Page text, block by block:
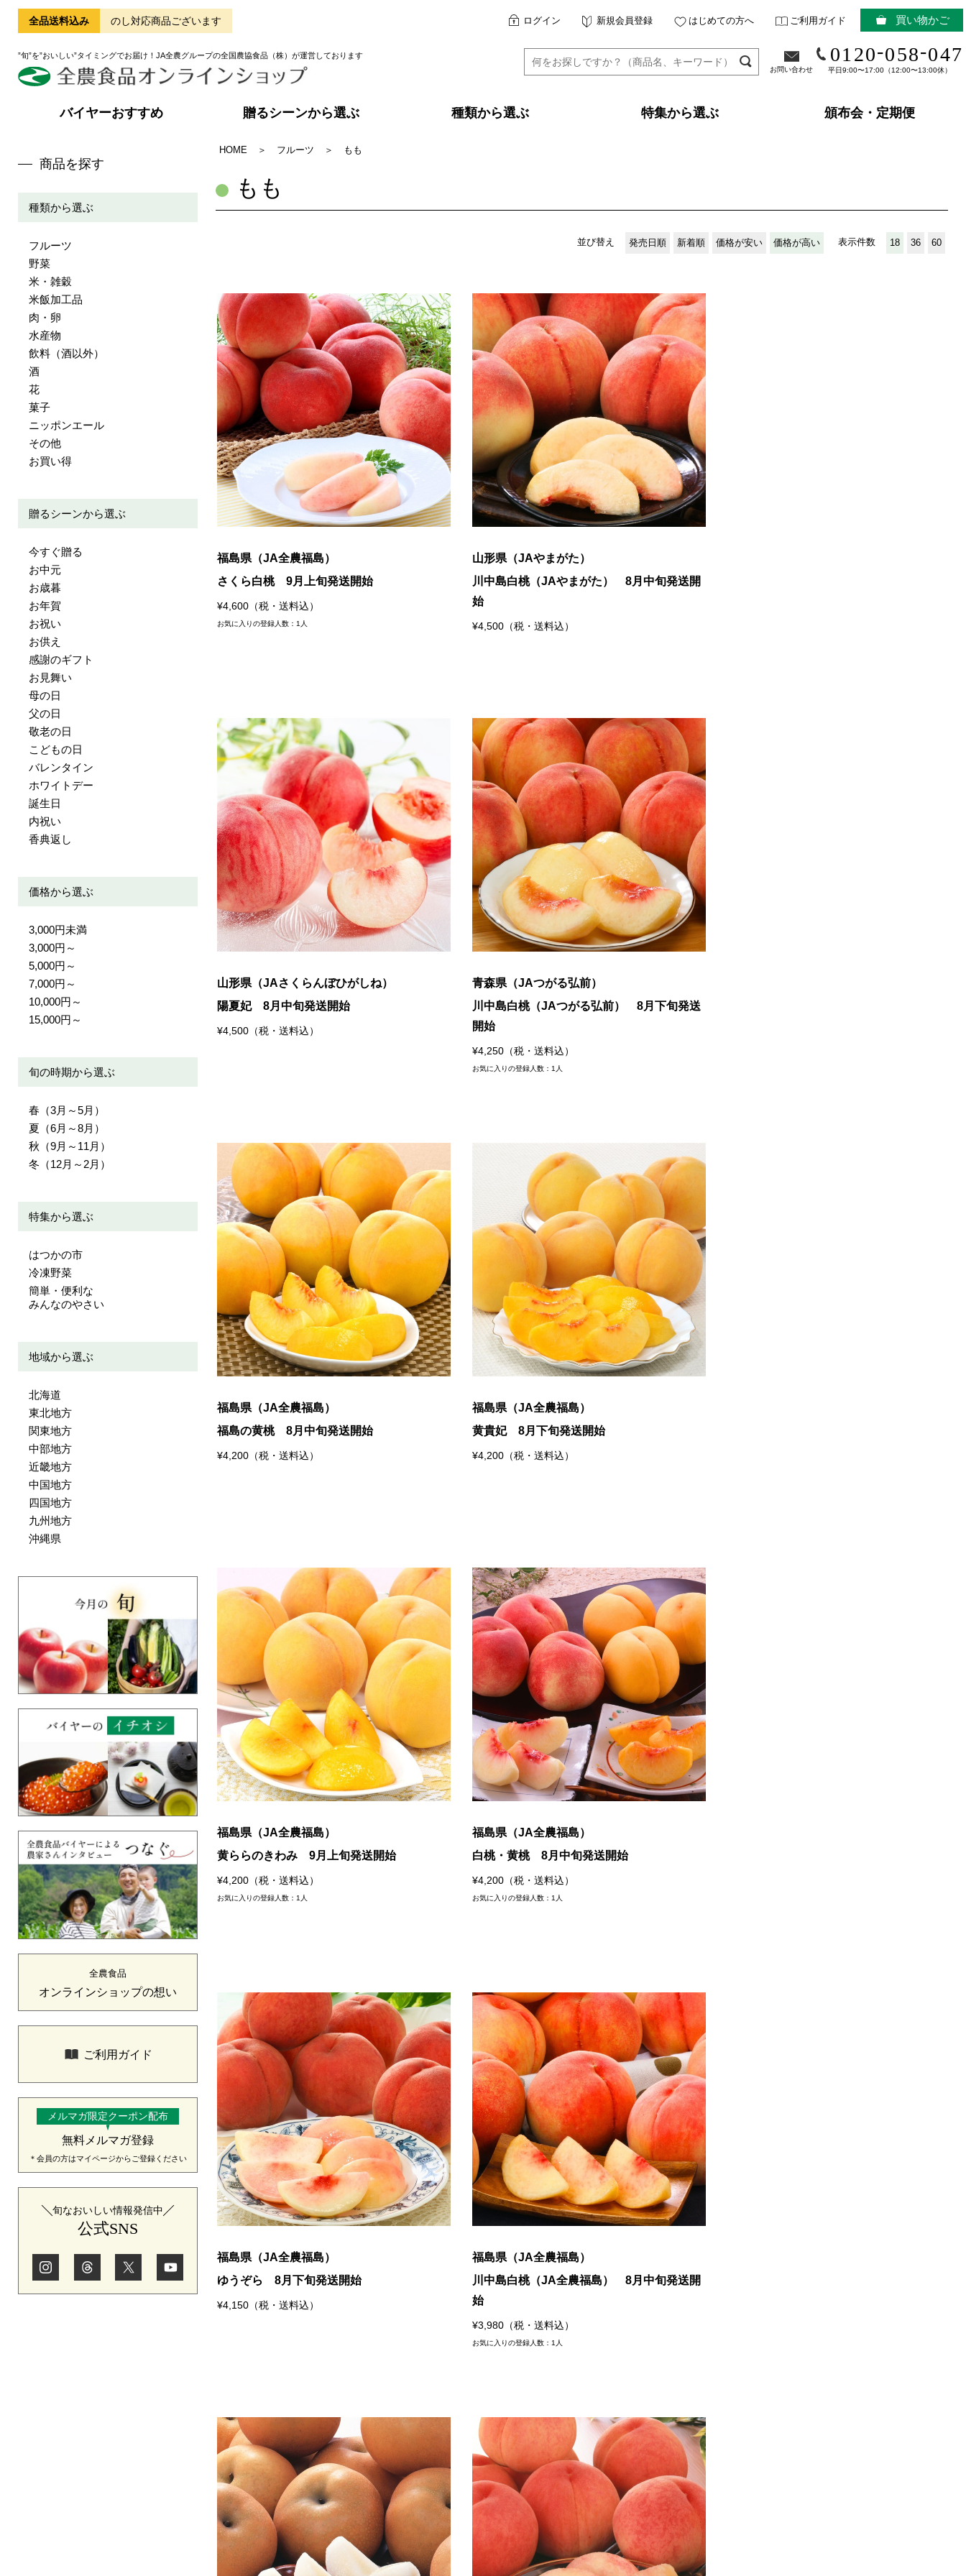
全品送料込み のし対応商品ございます
”旬”を”おいしい”タイミングでお届け！JA全農グループの全国農協食品（株）が運営しております
ログイン 新規会員登録 はじめての方へ ご利用ガイド 買い物かご
お問い合わせ
0120-058-047
平日9:00〜17:00（12:00〜13:00休）
バイヤーおすすめ 贈るシーンから選ぶ 種類から選ぶ 特集から選ぶ 頒布会・定期便
商品を探す
種類から選ぶ
フルーツ
野菜
米・雑穀
米飯加工品
肉・卵
水産物
飲料（酒以外）
酒
花
菓子
ニッポンエール
その他
お買い得
贈るシーンから選ぶ
今すぐ贈る
お中元
お歳暮
お年賀
お祝い
お供え
感謝のギフト
お見舞い
母の日
父の日
敬老の日
こどもの日
バレンタイン
ホワイトデー
誕生日
内祝い
香典返し
価格から選ぶ
3,000円未満
3,000円～
5,000円～
7,000円～
10,000円～
15,000円～
旬の時期から選ぶ
春（3月～5月）
夏（6月～8月）
秋（9月～11月）
冬（12月～2月）
特集から選ぶ
はつかの市
冷凍野菜
簡単・便利な
みんなのやさい
地域から選ぶ
北海道
東北地方
関東地方
中部地方
近畿地方
中国地方
四国地方
九州地方
沖縄県
全農食品
オンラインショップの想い
ご利用ガイド
メルマガ限定クーポン配布
無料メルマガ登録
＊会員の方はマイページからご登録ください
旬なおいしい情報発信中
公式SNS
HOME ＞ フルーツ ＞ もも
もも
並び替え 発売日順 新着順 価格が安い 価格が高い 表示件数 18 36 60
福島県（JA全農福島）
さくら白桃 9月上旬発送開始
¥4,600（税・送料込）
お気に入りの登録人数：1人
山形県（JAやまがた）
川中島白桃（JAやまがた） 8月中旬発送開
始
¥4,500（税・送料込）
山形県（JAさくらんぼひがしね）
陽夏妃 8月中旬発送開始
¥4,500（税・送料込）
青森県（JAつがる弘前）
川中島白桃（JAつがる弘前） 8月下旬発送
開始
¥4,250（税・送料込）
お気に入りの登録人数：1人
福島県（JA全農福島）
福島の黄桃 8月中旬発送開始
¥4,200（税・送料込）
福島県（JA全農福島）
黄貴妃 8月下旬発送開始
¥4,200（税・送料込）
福島県（JA全農福島）
黄ららのきわみ 9月上旬発送開始
¥4,200（税・送料込）
お気に入りの登録人数：1人
福島県（JA全農福島）
白桃・黄桃 8月中旬発送開始
¥4,200（税・送料込）
お気に入りの登録人数：1人
福島県（JA全農福島）
ゆうぞら 8月下旬発送開始
¥4,150（税・送料込）
福島県（JA全農福島）
川中島白桃（JA全農福島） 8月中旬発送開
始
¥3,980（税・送料込）
お気に入りの登録人数：1人